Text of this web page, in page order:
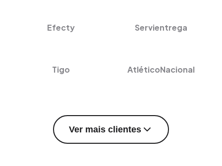
Efecty Servientrega
Tigo AtléticoNacional
Ver mais clientes